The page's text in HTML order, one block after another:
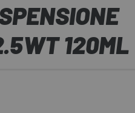
120ML